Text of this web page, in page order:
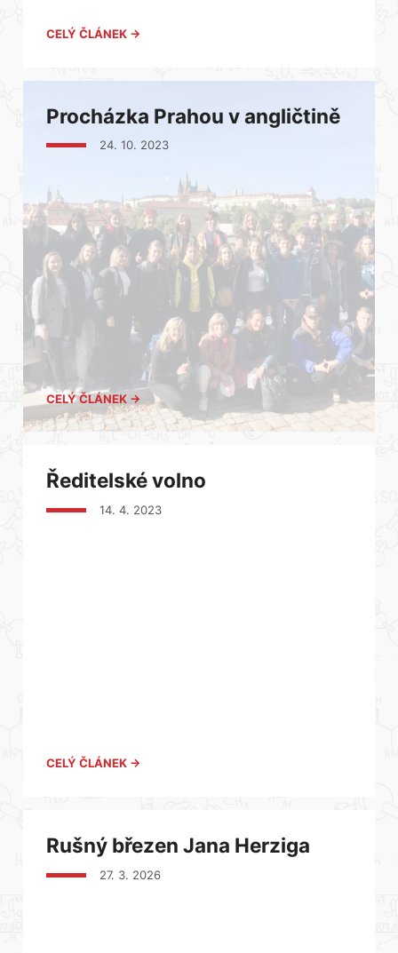
CELÝ ČLÁNEK →
Procházka Prahou v angličtině
24. 10. 2023
CELÝ ČLÁNEK →
Ředitelské volno
14. 4. 2023
CELÝ ČLÁNEK →
Rušný březen Jana Herziga
27. 3. 2026